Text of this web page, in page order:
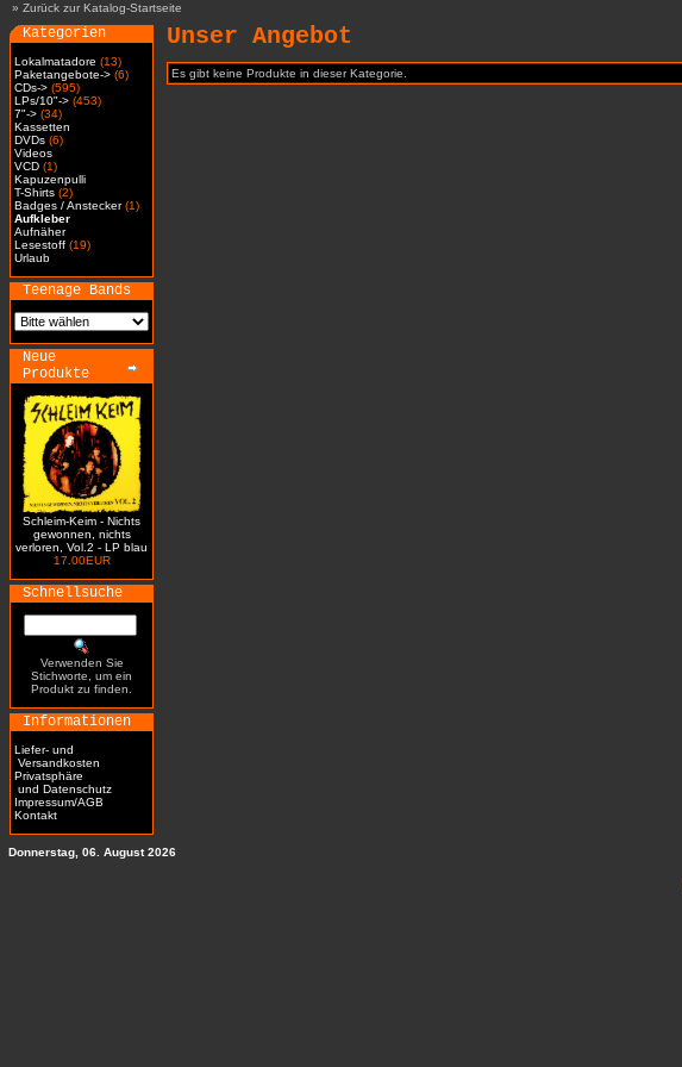
» Zurück zur Katalog-Startseite
Kategorien
Lokalmatadore (13)
Paketangebote-> (6)
CDs-> (595)
LPs/10"-> (453)
7"-> (34)
Kassetten
DVDs (6)
Videos
VCD (1)
Kapuzenpulli
T-Shirts (2)
Badges / Anstecker(1)
Aufkleber
Aufnäher
Lesestoff (19)
Urlaub
Teenage Bands
Neue
Produkte
Schleim-Keim - Nichts
gewonnen, nichts
verloren, Vol.2 - LP blau
17.00EUR
Schnellsuche
Verwenden Sie
Stichworte, um ein
Produkt zu finden.
Informationen
Liefer- und
Versandkosten
Privatsphäre
und Datenschutz
Impressum/AGB
Kontakt
Unser Angebot
Es gibt keine Produkte in dieser Kategorie.
Donnerstag, 06. August 2026